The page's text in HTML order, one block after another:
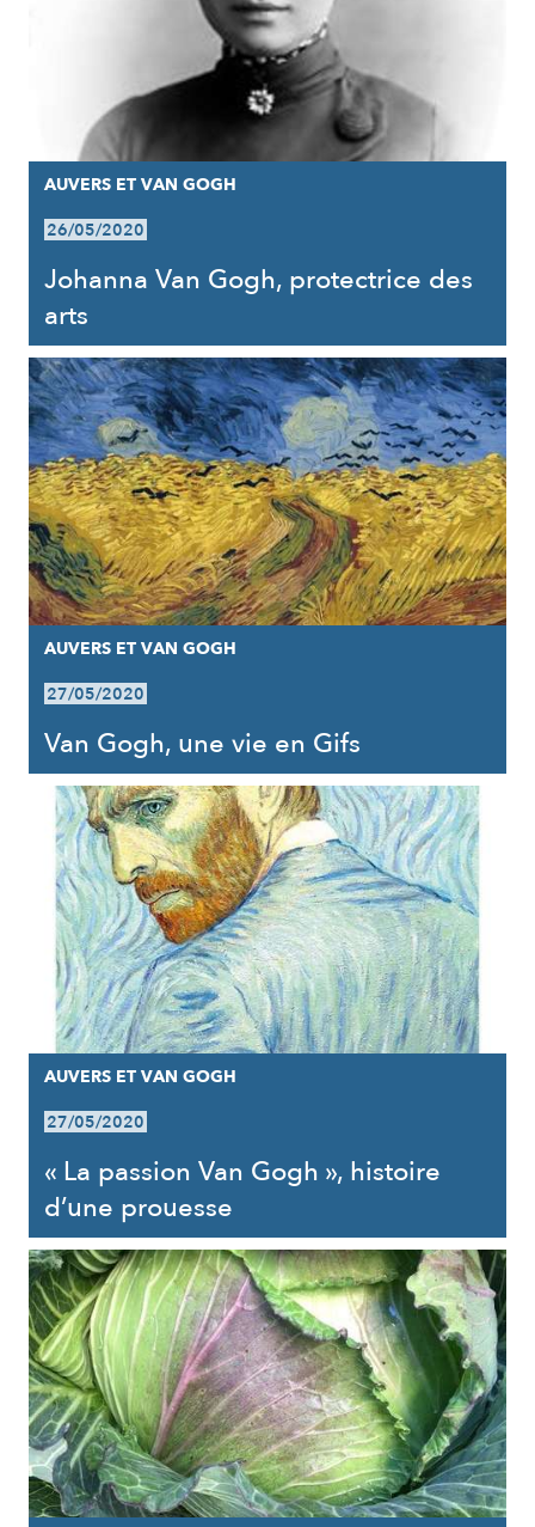
AUVERS ET VAN GOGH
26/05/2020
Johanna Van Gogh, protectrice des
arts
AUVERS ET VAN GOGH
27/05/2020
Van Gogh, une vie en Gifs
AUVERS ET VAN GOGH
27/05/2020
« La passion Van Gogh », histoire
d’une prouesse